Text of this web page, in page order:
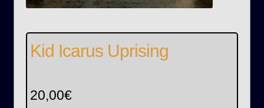
Kid Icarus Uprising
20,00€